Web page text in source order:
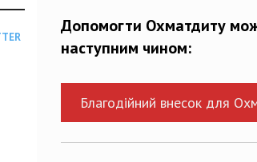
Допомогти Охматдиту
наступним чином:
Благодійний внесок для